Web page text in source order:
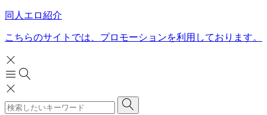
同人エロ紹介
こちらのサイトでは、プロモーションを利用しております。